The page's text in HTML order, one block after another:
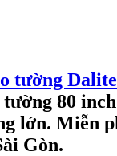
tường
80
lớn. Miễn
Gòn.